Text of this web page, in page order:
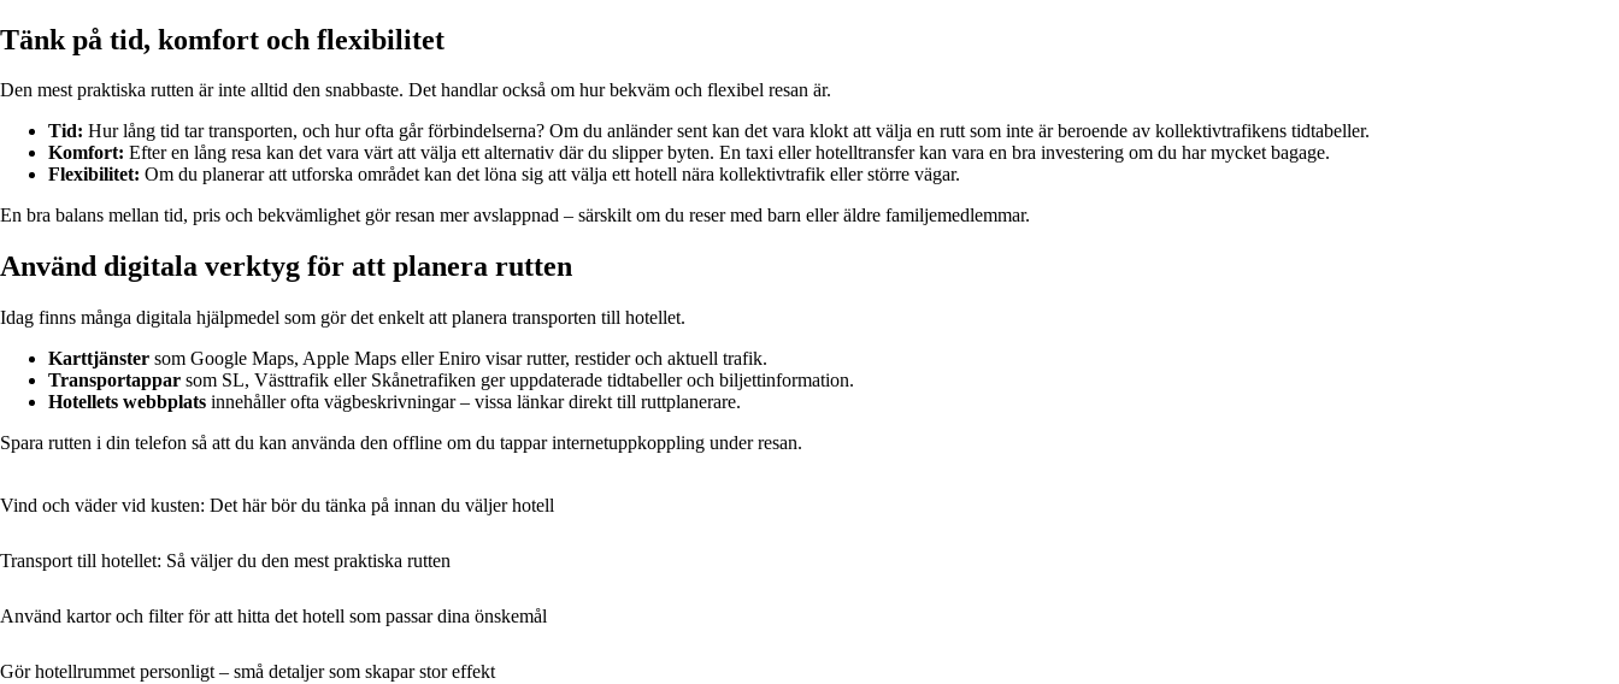
Tänk på tid, komfort och flexibilitet
Den mest praktiska rutten är inte alltid den snabbaste. Det handlar också om hur bekväm och flexibel resan är.
Tid: Hur lång tid tar transporten, och hur ofta går förbindelserna? Om du anländer sent kan det vara klokt att välja en rutt som inte är beroende av kollektivtrafikens tidtabeller.
Komfort: Efter en lång resa kan det vara värt att välja ett alternativ där du slipper byten. En taxi eller hotelltransfer kan vara en bra investering om du har mycket bagage.
Flexibilitet: Om du planerar att utforska området kan det löna sig att välja ett hotell nära kollektivtrafik eller större vägar.
En bra balans mellan tid, pris och bekvämlighet gör resan mer avslappnad – särskilt om du reser med barn eller äldre familjemedlemmar.
Använd digitala verktyg för att planera rutten
Idag finns många digitala hjälpmedel som gör det enkelt att planera transporten till hotellet.
Karttjänster som Google Maps, Apple Maps eller Eniro visar rutter, restider och aktuell trafik.
Transportappar som SL, Västtrafik eller Skånetrafiken ger uppdaterade tidtabeller och biljettinformation.
Hotellets webbplats innehåller ofta vägbeskrivningar – vissa länkar direkt till ruttplanerare.
Spara rutten i din telefon så att du kan använda den offline om du tappar internetuppkoppling under resan.
Vind och väder vid kusten: Det här bör du tänka på innan du väljer hotell
Transport till hotellet: Så väljer du den mest praktiska rutten
Använd kartor och filter för att hitta det hotell som passar dina önskemål
Gör hotellrummet personligt – små detaljer som skapar stor effekt